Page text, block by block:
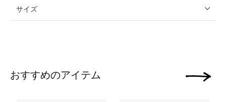
サイズ
おすすめのアイテム 次の画像